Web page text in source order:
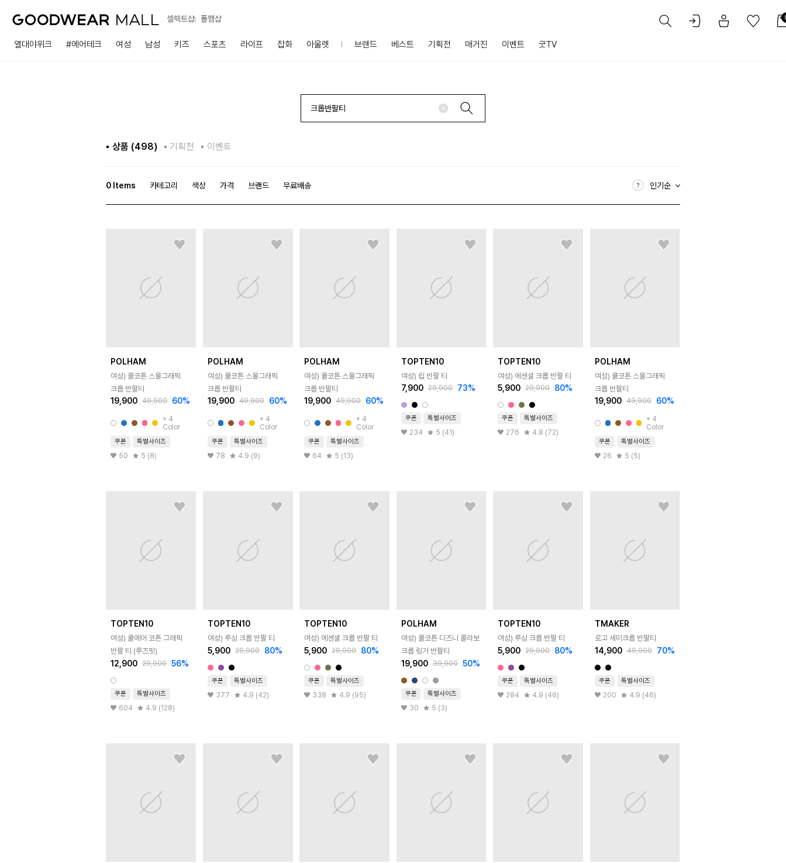
셀렉트샵 폴햄샵
열대야위크 #에어테크 여성 남성 키즈 스포츠 라이프 잡화 아울렛 브랜드 베스트 기획전 매거진 이벤트 굿TV
상품 (498) 기획전 이벤트
0 Items 카테고리 색상 가격 브랜드 무료배송 인기순
POLHAM
여성) 쿨코튼 스몰그래픽
크롭 반팔티
19,900 49,900 60%
+ 4
Color
쿠폰 특별사이즈
50 5 (8)
POLHAM
여성) 쿨코튼 스몰그래픽
크롭 반팔티
19,900 49,900 60%
+ 4
Color
쿠폰 특별사이즈
78 4.9 (9)
POLHAM
여성) 쿨코튼 스몰그래픽
크롭 반팔티
19,900 49,900 60%
+ 4
Color
쿠폰 특별사이즈
64 5 (13)
TOPTEN10
여성) 립 반팔 티
7,900 29,900 73%
쿠폰 특별사이즈
234 5 (41)
TOPTEN10
여성) 에센셜 크롭 반팔 티
5,900 29,900 80%
쿠폰 특별사이즈
276 4.8 (72)
POLHAM
여성) 쿨코튼 스몰그래픽
크롭 반팔티
19,900 49,900 60%
+ 4
Color
쿠폰 특별사이즈
26 5 (5)
TOPTEN10
여성) 쿨에어 코튼 그래픽
반팔 티 (루즈핏)
12,900 29,900 56%
쿠폰 특별사이즈
604 4.9 (128)
TOPTEN10
여성) 루싱 크롭 반팔 티
5,900 29,900 80%
쿠폰 특별사이즈
377 4.9 (42)
TOPTEN10
여성) 에센셜 크롭 반팔 티
5,900 29,900 80%
쿠폰 특별사이즈
338 4.9 (95)
POLHAM
여성) 쿨코튼 디즈니 콜라보
크롭 링거 반팔티
19,900 39,900 50%
쿠폰 특별사이즈
30 5 (3)
TOPTEN10
여성) 루싱 크롭 반팔 티
5,900 29,900 80%
쿠폰 특별사이즈
284 4.9 (46)
TMAKER
로고 세미크롭 반팔티
14,900 49,900 70%
쿠폰 특별사이즈
200 4.9 (46)